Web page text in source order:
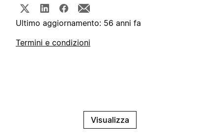
Ultimo aggiornamento: 56 anni fa
Termini e condizioni
Visualizza